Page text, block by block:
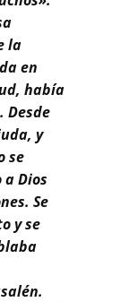
la
en
había
Desde
y
se
Dios
Se
y se